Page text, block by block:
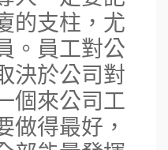
的支柱，尤
。員工對公
決於公司對
個來公司工
做得最好，